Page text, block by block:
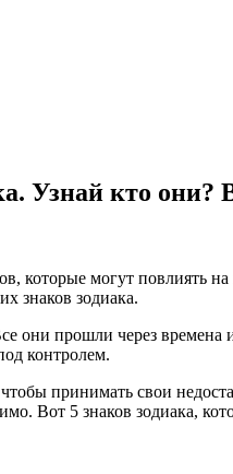
Узнай кто они?
которые могут повлиять
знаков зодиака.
прошли через
контролем.
принимать свои
Вот 5 знаков зодиака,